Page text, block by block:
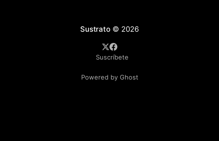
Sustrato© 2026
Suscríbete
Powered by Ghost